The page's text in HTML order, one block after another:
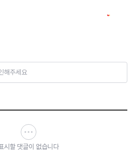
해주세요
시할 댓글이 없습니다